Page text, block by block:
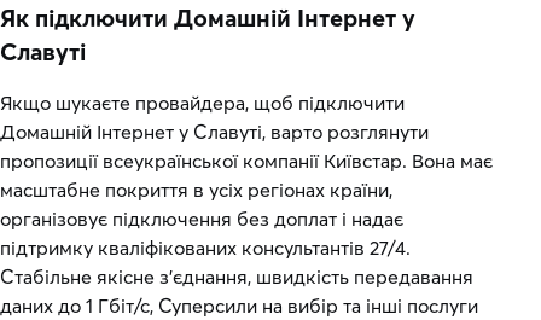
Як підключити Домашній Інтернет у
Славуті
Якщо шукаєте провайдера, щоб підключити
Домашній Інтернет у Славуті, варто розглянути
пропозиції всеукраїнської компанії Київстар. Вона має
масштабне покриття в усіх регіонах країни,
організовує підключення без доплат і надає
підтримку кваліфікованих консультантів 27/4.
Стабільне якісне з’єднання, швидкість передавання
даних до 1 Гбіт/с, Суперсили на вибір та інші послуги